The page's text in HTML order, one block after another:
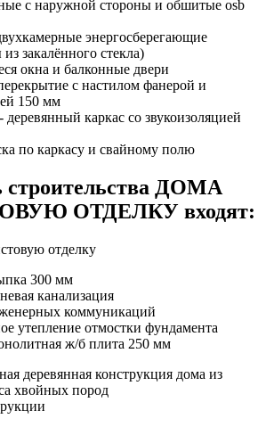
с наружной стороны и обшитые osb
энергосберегающие
закалённого стекла)
окна и балконные двери
с настилом фанерой и
150 мм
деревянный каркас со звукоизоляцией
по каркасу и свайному полю
строительства ДОМА
ОТДЕЛКУ входят:
300 мм
канализация
коммуникаций
утепление отмостки фундамента
ж/б плита 250 мм
деревянная конструкция дома из
хвойных пород